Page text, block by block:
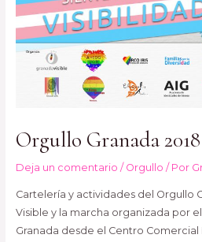
Orgullo Granada 2018
Deja un comentario / Orgullo / Por
Cartelería y actividades del Orgullo
Visible y la marcha organizada por
Granada desde el Centro Comercial